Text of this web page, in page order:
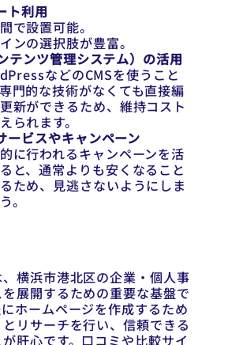
ト利用
で設置可能。
ンの選択肢が豊富。
テンツ管理システム）の活用
などのCMSを使うこと
門的な技術がなくても直接編
新ができるため、維持コスト
られます。
ービスやキャンペーン
に行われるキャンペーンを活
と、通常よりも安くなること
ため、見逃さないようにしま
。
横浜市港北区の企業・個人事
展開するための重要な基盤で
ホームページを作成するため
リサーチを行い、信頼できる
肝心です。口コミや比較サイ